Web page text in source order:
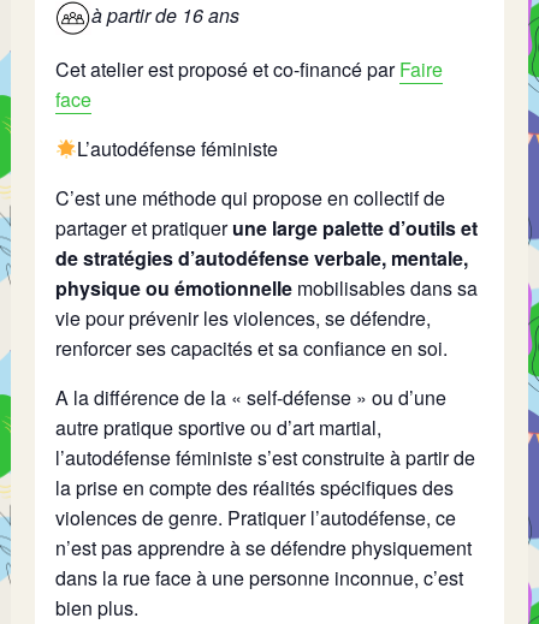
à partir de 16 ans
Cet atelier est proposé et co-financé parFaire
face
L’autodéfense féministe
C’est une méthode qui propose en collectif de
partager et pratiquerune large palette d’outils et
de stratégies d’autodéfense verbale, mentale,
physique ou émotionnelle mobilisables dans sa
vie pour prévenir les violences, se défendre,
renforcer ses capacités et sa confiance en soi.
A la différence de la « self-défense » ou d’une
autre pratique sportive ou d’art martial,
l’autodéfense féministe s’est construite à partir de
la prise en compte des réalités spécifiques des
violences de genre. Pratiquer l’autodéfense, ce
n’est pas apprendre à se défendre physiquement
dans la rue face à une personne inconnue, c’est
bien plus.